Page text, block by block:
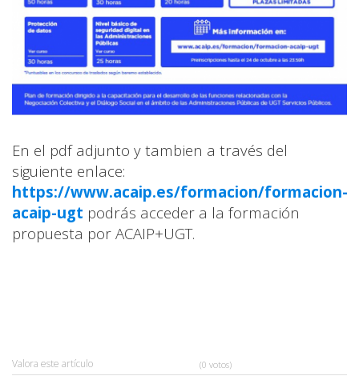
En el pdf adjunto y tambien a través del
siguiente enlace:
https://www.acaip.es/formacion/formacion-
acaip-ugt podrás acceder a la formación
propuesta por ACAIP+UGT.
Valora este artículo (0 votos)